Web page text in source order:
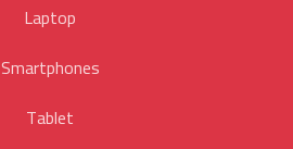
Laptop
Smartphones
Tablet